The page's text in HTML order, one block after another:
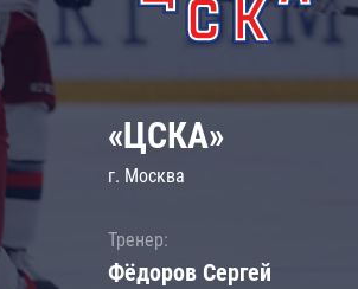
«ЦСКА»
г. Москва
Тренер:
Фёдоров Сергей